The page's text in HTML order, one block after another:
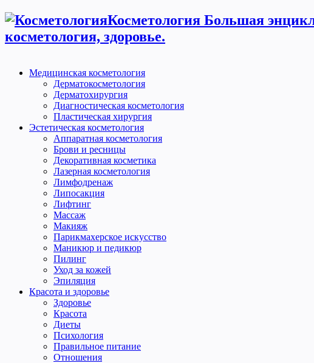
Косметология Большая
косметология, здоровье.
Медицинская косметология
Дерматокосметология
Дерматохирургия
Диагностическая косметология
Пластическая хирургия
Эстетическая косметология
Аппаратная косметология
Брови и ресницы
Декоративная косметика
Лазерная косметология
Лимфодренаж
Липосакция
Лифтинг
Массаж
Макияж
Парикмахерское искусство
Маникюр и педикюр
Пилинг
Уход за кожей
Эпиляция
Красота и здоровье
Здоровье
Красота
Диеты
Психология
Правильное питание
Отношения